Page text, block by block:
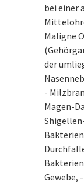
bei einer
Maligne
der
-
Magen-
Gewebe,